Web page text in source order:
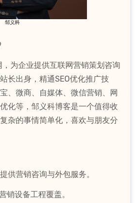
邹义科
为企业提供互联网营销策划咨询
长出身，精通SEO优化推广技
、微商、自媒体、微信营销、网
化等，邹义科博客是一个值得收
杂的事情简单化，喜欢与朋友分
供营销咨询与外包服务。
销设备工程覆盖。